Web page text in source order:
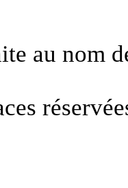
au nom